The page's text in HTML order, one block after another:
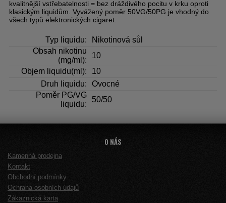
kvalitnější vstřebatelnosti = bez dráždivého pocitu v krku oproti
klasickým liquidům. Vyvážený poměr 50VG/50PG je vhodný do
všech typů elektronických cigaret.
Typ liquidu:
Nikotinová sůl
Obsah nikotinu
(mg/ml):
10
Objem liquidu(ml):
10
Druh liquidu:
Ovocné
Poměr PG/VG
liquidu:
50/50
O NÁS
Kamenná prodejna
Kontakt
Obchodní podmínky
Ochrana osobních údajů
Zákaznická karta